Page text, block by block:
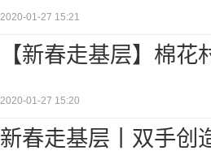
2020-01-27 15:21
【新春走基层】棉
2020-01-27 15:20
新春走基层丨双手创